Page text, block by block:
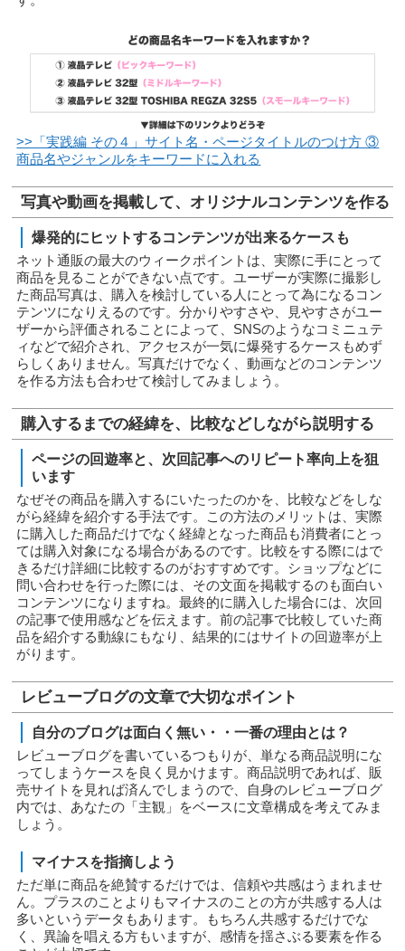
>>「実践編 その４」サイト名・ページタイトルのつけ方 ③
商品名やジャンルをキーワードに入れる
写真や動画を掲載して、オリジナルコンテンツを作る
爆発的にヒットするコンテンツが出来るケースも
ネット通販の最大のウィークポイントは、実際に手にとって
商品を見ることができない点です。ユーザーが実際に撮影し
た商品写真は、購入を検討している人にとって為になるコン
テンツになりえるのです。分かりやすさや、見やすさがユー
ザーから評価されることによって、SNSのようなコミニュテ
ィなどで紹介され、アクセスが一気に爆発するケースもめず
らしくありません。写真だけでなく、動画などのコンテンツ
を作る方法も合わせて検討してみましょう。
購入するまでの経緯を、比較などしながら説明する
ページの回遊率と、次回記事へのリピート率向上を狙
います
なぜその商品を購入するにいたったのかを、比較などをしな
がら経緯を紹介する手法です。この方法のメリットは、実際
に購入した商品だけでなく経緯となった商品も消費者にとっ
ては購入対象になる場合があるのです。比較をする際にはで
きるだけ詳細に比較するのがおすすめです。ショップなどに
問い合わせを行った際には、その文面を掲載するのも面白い
コンテンツになりますね。最終的に購入した場合には、次回
の記事で使用感などを伝えます。前の記事で比較していた商
品を紹介する動線にもなり、結果的にはサイトの回遊率が上
がります。
レビューブログの文章で大切なポイント
自分のブログは面白く無い・・一番の理由とは？
レビューブログを書いているつもりが、単なる商品説明にな
ってしまうケースを良く見かけます。商品説明であれば、販
売サイトを見れば済んでしまうので、自身のレビューブログ
内では、あなたの「主観」をベースに文章構成を考えてみま
しょう。
マイナスを指摘しよう
ただ単に商品を絶賛するだけでは、信頼や共感はうまれませ
ん。プラスのことよりもマイナスのことの方が共感する人は
多いというデータもあります。もちろん共感するだけでな
く、異論を唱える方もいますが、感情を揺さぶる要素を作る